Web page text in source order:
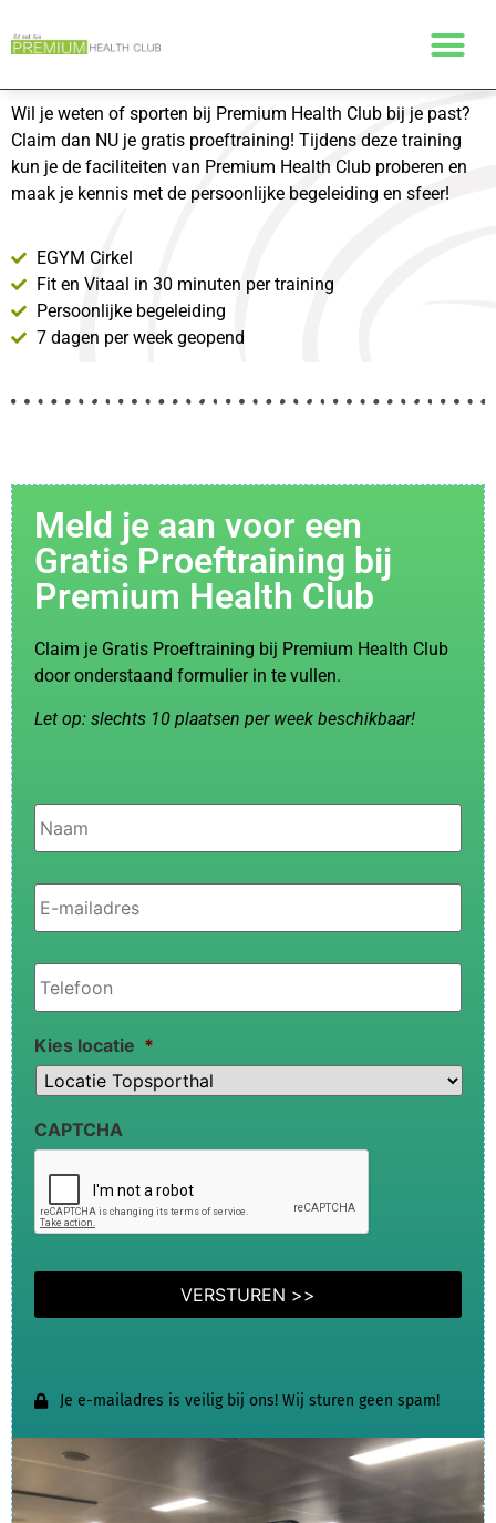
Wil je weten of sporten bij Premium Health Club bij je past?
Claim dan NU je gratis proeftraining! Tijdens deze training
kun je de faciliteiten van Premium Health Club proberen en
maak je kennis met de persoonlijke begeleiding en sfeer!
EGYM Cirkel
Fit en Vitaal in 30 minuten per training
Persoonlijke begeleiding
7 dagen per week geopend
Meld je aan voor een
Gratis Proeftraining bij
Premium Health Club
Claim je Gratis Proeftraining bij Premium Health Club
door onderstaand formulier in te vullen.
Let op: slechts 10 plaatsen per week beschikbaar!
Naam *
E-
mailadres *
Telefoon *
Kies locatie *
CAPTCHA
Je e-mailadres is veilig bij ons! Wij sturen geen spam!